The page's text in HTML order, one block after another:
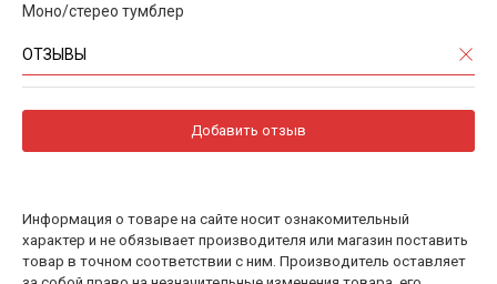
Моно/стерео тумблер
ОТЗЫВЫ
Добавить отзыв
Информация о товаре на сайте носит ознакомительный
характер и не обязывает производителя или магазин поставить
товар в точном соответствии с ним. Производитель оставляет